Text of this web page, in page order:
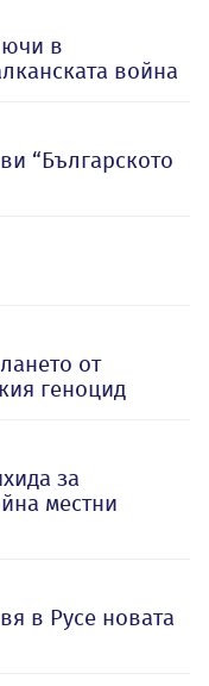
в
война
“Българското
от
геноцид
за
местни
в Русе новата